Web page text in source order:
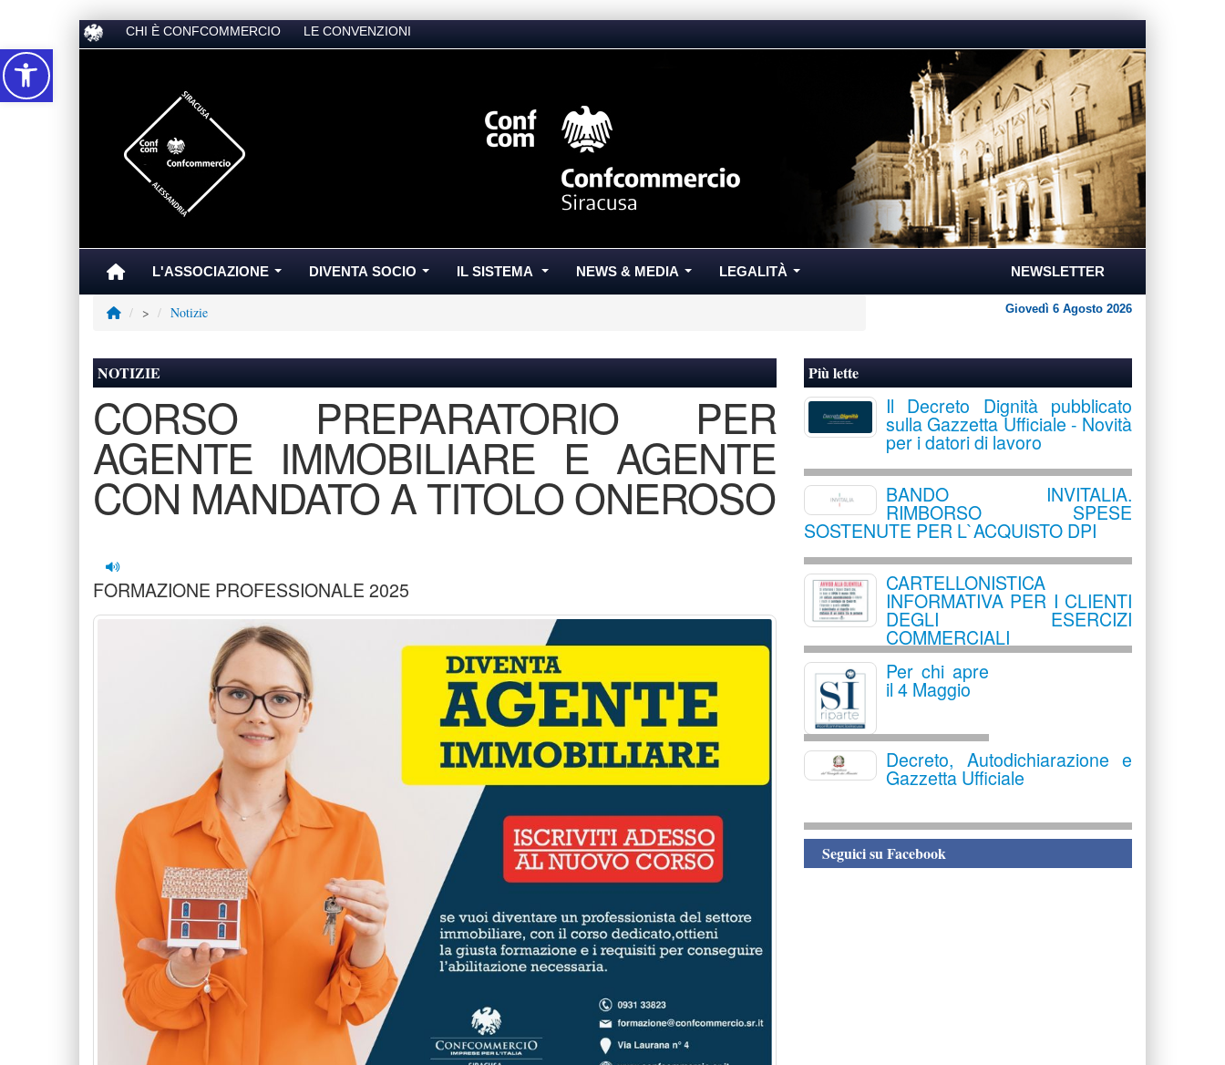
CHI È CONFCOMMERCIO LE CONVENZIONI
L'ASSOCIAZIONE DIVENTA SOCIO IL SISTEMA NEWS & MEDIA LEGALITÀ NEWSLETTER
> Notizie Giovedì 6 Agosto 2026
NOTIZIE
CORSO PREPARATORIO PER
AGENTE IMMOBILIARE E AGENTE
CON MANDATO A TITOLO ONEROSO
FORMAZIONE PROFESSIONALE 2025
Più lette
Il Decreto Dignità pubblicato
sulla Gazzetta Ufficiale - Novità
per i datori di lavoro
BANDO INVITALIA.
RIMBORSO SPESE
SOSTENUTE PER L`ACQUISTO DPI
CARTELLONISTICA
INFORMATIVA PER I CLIENTI
DEGLI ESERCIZI
COMMERCIALI
Per chi apre
il 4 Maggio
Decreto, Autodichiarazione e
Gazzetta Ufficiale
Seguici su Facebook
Accessibilità